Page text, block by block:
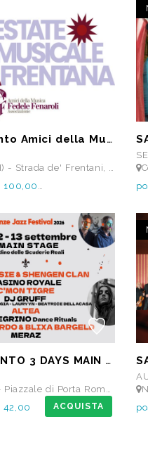
Abbonamento Amici della Musica Fedele Fenaroli 17 Concerti dal 14/07 al13/12 2026
6 - TEATRO COMUNALE FEDELE FENAROLI
100,00
ABBONAMENTO 3 DAYS MAIN STAGE PASS • 11 settembre: Alborosie & Shengen Clan, DJ Gruff feat Gavino Murgia - Lauryyn - Beatrice Dellacasa, after party Dj Gruff • 12 settembre: Altea, Pellegrino, Casino Royale • 13 settembre: Meraz, Teho Teardo & Blixa Bargeld, C'Mon Tigre
9 - MAIN STAGE - Giardino delle Scuderie Reali
42,00
ACQUISTA